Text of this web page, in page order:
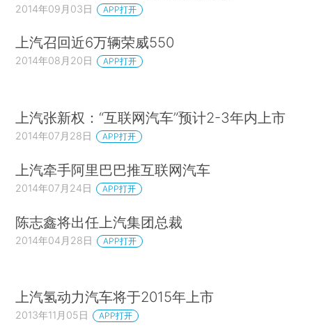
2014年09月03日 APP打开
上汽召回近6万辆荣威550
2014年08月20日 APP打开
上汽张新权：“互联网汽车”预计2-3年内上市
2014年07月28日 APP打开
上汽牵手阿里巴巴推互联网汽车
2014年07月24日 APP打开
陈志鑫将出任上汽集团总裁
2014年04月28日 APP打开
上汽氢动力汽车将于2015年上市
2013年11月05日 APP打开